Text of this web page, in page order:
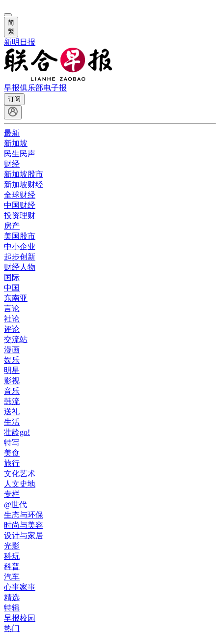
简
繁
新明日报
早报俱乐部电子报
订阅
最新
新加坡
民生民声
财经
新加坡股市
新加坡财经
全球财经
中国财经
投资理财
房产
美国股市
中小企业
起步创新
财经人物
国际
中国
东南亚
言论
社论
评论
交流站
漫画
娱乐
明星
影视
音乐
韩流
送礼
生活
壮龄go!
特写
美食
旅行
文化艺术
人文史地
专栏
@世代
生态与环保
时尚与美容
设计与家居
光影
科玩
科普
汽车
心事家事
精选
特辑
早报校园
热门